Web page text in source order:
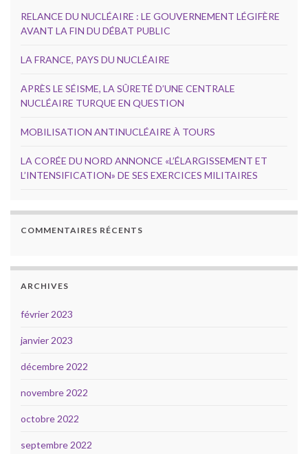
RELANCE DU NUCLÉAIRE : LE GOUVERNEMENT LÉGIFÈRE
AVANT LA FIN DU DÉBAT PUBLIC
LA FRANCE, PAYS DU NUCLÉAIRE
APRÈS LE SÉISME, LA SÛRETÉ D’UNE CENTRALE
NUCLÉAIRE TURQUE EN QUESTION
MOBILISATION ANTINUCLÉAIRE À TOURS
LA CORÉE DU NORD ANNONCE «L’ÉLARGISSEMENT ET
L’INTENSIFICATION» DE SES EXERCICES MILITAIRES
COMMENTAIRES RÉCENTS
ARCHIVES
février 2023
janvier 2023
décembre 2022
novembre 2022
octobre 2022
septembre 2022